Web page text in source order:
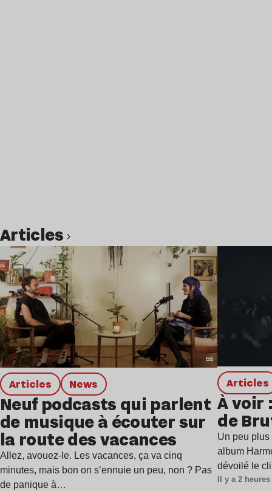
Articles
Articles news
Neuf podcasts qui parlent
de musique à écouter sur
la route des vacances
Allez, avouez-le. Les vacances, ça va cinq
minutes, mais bon on s’ennuie un peu, non ? Pas
de panique à…
Articles
À voir
de
Un peu plus
album
dévoilé le
Il y a 2 heures
Lire l’article